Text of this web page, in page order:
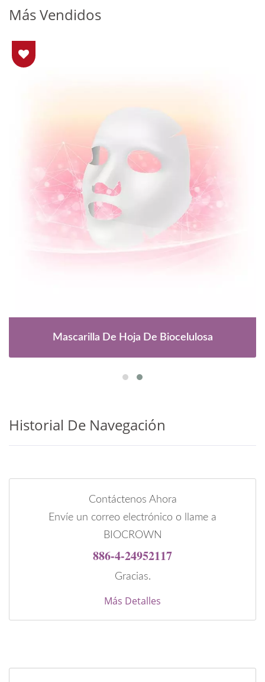
Más Vendidos
Mascarilla De Hoja De Biocelulosa
Historial De Navegación
Contáctenos Ahora
Envíe un correo electrónico o llame a
BIOCROWN
886-4-24952117
Gracias.
Más Detalles